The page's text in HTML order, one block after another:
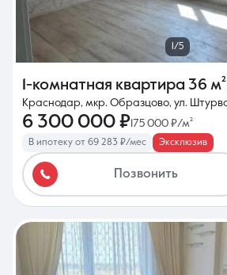
1/5
1-комнатная квартира 36 м²
Краснодар, мкр. Образцово, ул.
6 300 000 ₽ 175 000 ₽/м²
В ипотеку от 69 283 ₽/мес Эксклюзив
Позвонить